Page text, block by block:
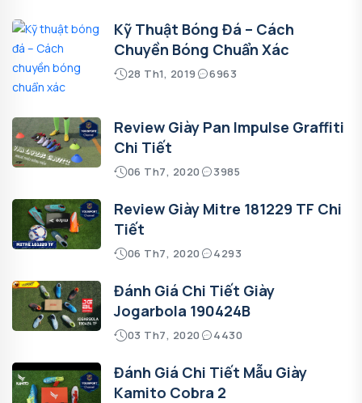
Kỹ Thuật Bóng Đá – Cách
Chuyền Bóng Chuẩn Xác
28 Th1, 2019 6963
Review Giày Pan Impulse Graffiti
Chi Tiết
06 Th7, 2020 3985
Review Giày Mitre 181229 TF Chi
Tiết
06 Th7, 2020 4293
Đánh Giá Chi Tiết Giày
Jogarbola 190424B
03 Th7, 2020 4430
Đánh Giá Chi Tiết Mẫu Giày
Kamito Cobra 2